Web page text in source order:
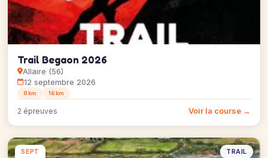
Trail Begaon 2026
Allaire (56)
12 septembre 2026
8 km 16 km
2 épreuves Voir la course →
SEPT TRAIL